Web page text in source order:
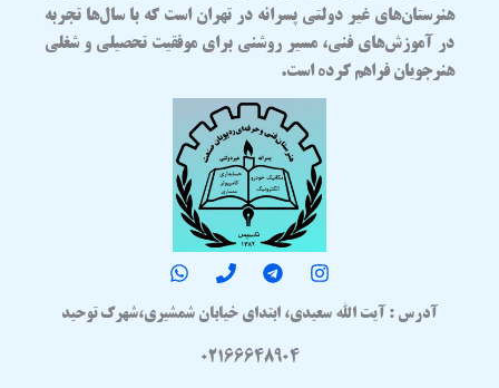
هنرستان‌های غیر دولتی پسرانه در تهران است که با سال‌ها تجربه
در آموزش‌های فنی، مسیر روشنی برای موفقیت تحصیلی و شغلی
هنرجویان فراهم کرده است.
آدرس : آیت الله سعیدی، ابتدای خیابان شمشیری،شهرک توحید
02166648904